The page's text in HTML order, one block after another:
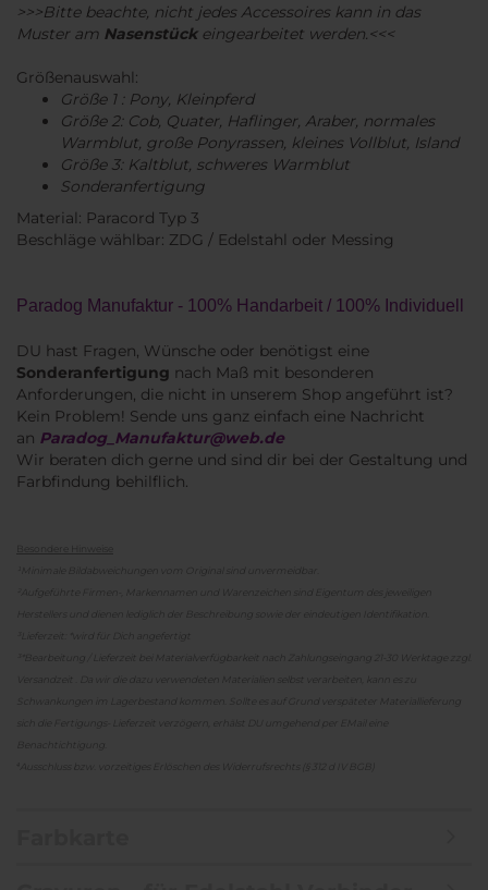
>>>Bitte beachte, nicht jedes Accessoires kann in das
Muster am Nasenstück eingearbeitet werden.<<<
Größenauswahl:
​Größe 1 : Pony, Kleinpferd
Größe 2: Cob, Quater, Haflinger, Araber, normales
Warmblut, große Ponyrassen, kleines Vollblut, Island
Größe 3: Kaltblut, schweres Warmblut
Sonderanfertigung
Material: Paracord Typ 3
Beschläge wählbar: ZDG / Edelstahl oder Messing
Paradog Manufaktur - 100% Handarbeit / 100% Individuell
DU hast Fragen, Wünsche oder benötigst eine
Sonderanfertigung nach Maß mit besonderen
Anforderungen, die nicht in unserem Shop angeführt ist?
Kein Problem! Sende uns ganz einfach eine Nachricht
an Paradog_Manufaktur@web.de
Wir beraten dich gerne und sind dir bei der Gestaltung und
Farbfindung behilflich.
Besondere Hinweise
¹Minimale Bildabweichungen vom Original sind unvermeidbar.
²Aufgeführte Firmen-, Markennamen und Warenzeichen sind Eigentum des jeweiligen
Herstellers und dienen lediglich der Beschreibung sowie der eindeutigen Identifikation.
³Lieferzeit: *wird für Dich angefertigt
³*Bearbeitung / Lieferzeit bei Materialverfügbarkeit nach Zahlungseingang 21-30 Werktage zzgl.
Versandzeit . Da wir die dazu verwendeten Materialien selbst verarbeiten, kann es zu
Schwankungen im Lagerbestand kommen. Sollte es auf Grund verspäteter Materiallieferung
sich die Fertigungs- Lieferzeit verzögern, erhälst DU umgehend per EMail eine
Benachtichtigung.
⁴Ausschluss bzw. vorzeitiges Erlöschen des Widerrufsrechts (§ 312 d IV BGB)